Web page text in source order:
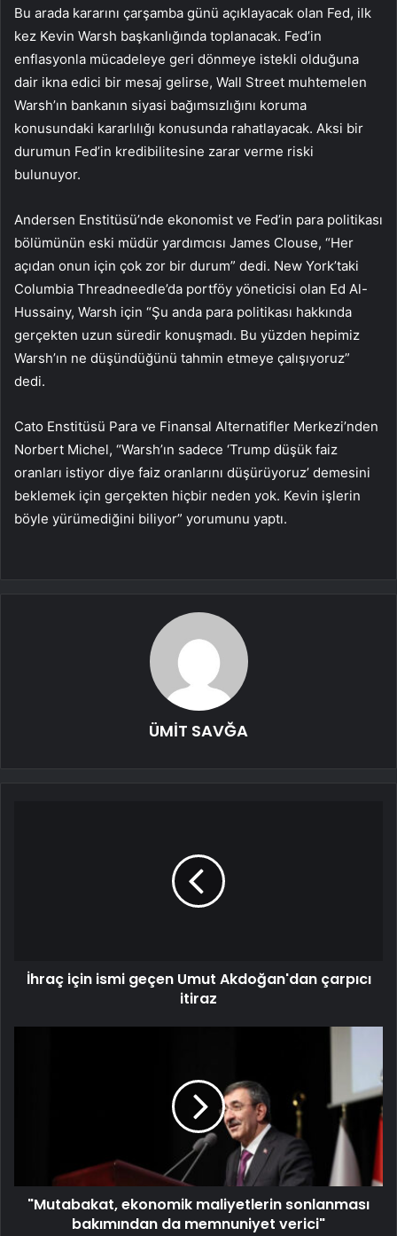
Bu arada kararını çarşamba günü açıklayacak olan Fed, ilk
kez Kevin Warsh başkanlığında toplanacak. Fed’in
enflasyonla mücadeleye geri dönmeye istekli olduğuna
dair ikna edici bir mesaj gelirse, Wall Street muhtemelen
Warsh’ın bankanın siyasi bağımsızlığını koruma
konusundaki kararlılığı konusunda rahatlayacak. Aksi bir
durumun Fed’in kredibilitesine zarar verme riski
bulunuyor.
Andersen Enstitüsü’nde ekonomist ve Fed’in para politikası
bölümünün eski müdür yardımcısı James Clouse, “Her
açıdan onun için çok zor bir durum” dedi. New York’taki
Columbia Threadneedle’da portföy yöneticisi olan Ed Al-
Hussainy, Warsh için “Şu anda para politikası hakkında
gerçekten uzun süredir konuşmadı. Bu yüzden hepimiz
Warsh’ın ne düşündüğünü tahmin etmeye çalışıyoruz”
dedi.
Cato Enstitüsü Para ve Finansal Alternatifler Merkezi’nden
Norbert Michel, “Warsh’ın sadece ‘Trump düşük faiz
oranları istiyor diye faiz oranlarını düşürüyoruz’ demesini
beklemek için gerçekten hiçbir neden yok. Kevin işlerin
böyle yürümediğini biliyor” yorumunu yaptı.
ÜMİT SAVĞA
İhraç için ismi geçen Umut Akdoğan'dan çarpıcı
itiraz
"Mutabakat, ekonomik maliyetlerin sonlanması
bakımından da memnuniyet verici"